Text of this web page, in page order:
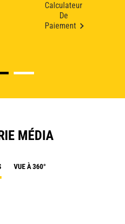
Calculateur
De
Paiement
MÉDIA
VUE À 360°